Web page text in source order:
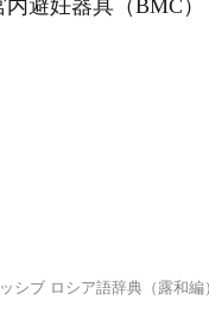
避妊器具（ВМС）
シブ ロシア語辞典（露和